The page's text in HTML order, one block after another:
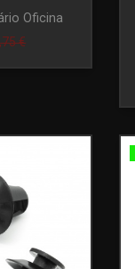
Oficina
€